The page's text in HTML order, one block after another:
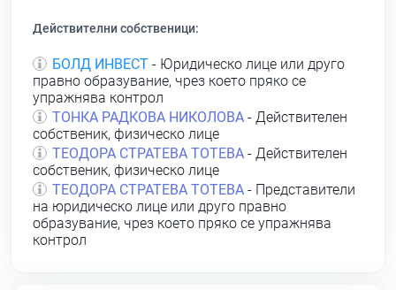
Действителни собственици:
БОЛД ИНВЕСТ - Юридическо лице или друго
правно образувание, чрез което пряко се
упражнява контрол
ТОНКА РАДКОВА НИКОЛОВА - Действителен
собственик, физическо лице
ТЕОДОРА СТРАТЕВА ТОТЕВА - Действителен
собственик, физическо лице
ТЕОДОРА СТРАТЕВА ТОТЕВА - Представители
на юридическо лице или друго правно
образувание, чрез което пряко се упражнява
контрол